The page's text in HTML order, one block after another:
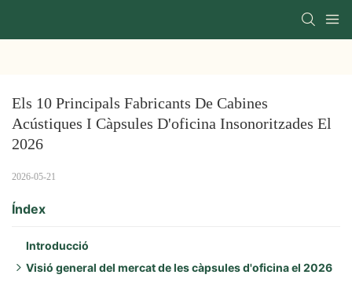
Els 10 Principals Fabricants De Cabines
Acústiques I Càpsules D'oficina Insonoritzades El
2026
2026-05-21
Índex
Introducció
Visió general del mercat de les càpsules d'oficina el 2026